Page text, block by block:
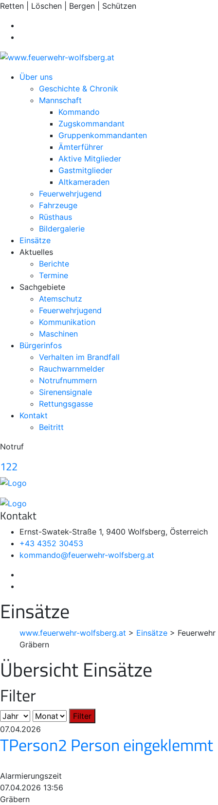
Retten | Löschen | Bergen | Schützen
Über uns
Geschichte & Chronik
Mannschaft
Kommando
Zugskommandant
Gruppenkommandanten
Ämterführer
Aktive Mitglieder
Gastmitglieder
Altkameraden
Feuerwehrjugend
Fahrzeuge
Rüsthaus
Bildergalerie
Einsätze
Aktuelles
Berichte
Termine
Sachgebiete
Atemschutz
Feuerwehrjugend
Kommunikation
Maschinen
Bürgerinfos
Verhalten im Brandfall
Rauchwarnmelder
Notrufnummern
Sirenensignale
Rettungsgasse
Kontakt
Beitritt
Notruf
122
Kontakt
Ernst-Swatek-Straße 1, 9400 Wolfsberg, Österreich
+43 4352 30453
kommando@feuerwehr-wolfsberg.at
Einsätze
www.feuerwehr-wolfsberg.at > Einsätze > Feuerwehr
Gräbern
Übersicht Einsätze
Filter
Filter
07.04.2026
TPerson2 Person eingeklemmt
Alarmierungszeit
07.04.2026 13:56
Gräbern